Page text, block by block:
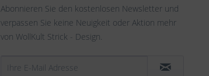
Abonnieren Sie den kostenlosen Newsletter und
verpassen Sie keine Neuigkeit oder Aktion mehr
von WollKult Strick - Design.